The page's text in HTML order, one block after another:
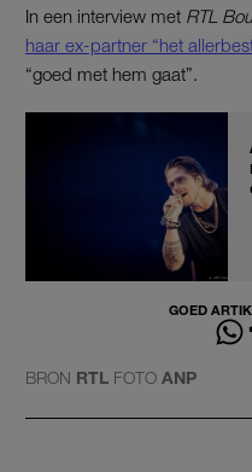
In een interview met RTL
haar ex-partner “het
“goed met hem gaat”.
GOED
BRON RTL FOTO ANP